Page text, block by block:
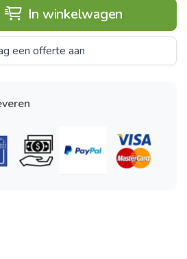
In winkelwagen
een offerte aan